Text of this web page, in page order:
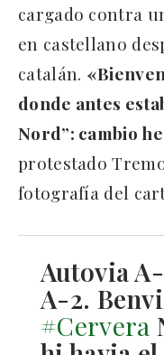
cargado contra
en castellano
catalán.
donde antes
Nord”: cambio
protestado
fotografía del
Autovia
A-2.
#Cervera